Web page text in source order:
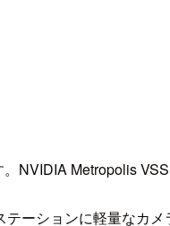
NVIDIA Metropolis
ーションに軽量なカ